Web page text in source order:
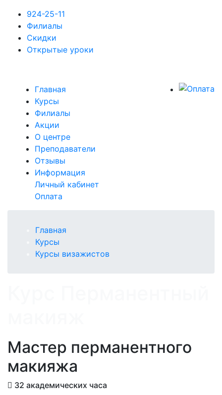
924-25-11
Филиалы
Скидки
Открытые уроки
Главная
Курсы
Филиалы
Акции
О центре
Преподаватели
Отзывы
Информация
Личный кабинет
Оплата
Главная
Курсы
Курсы визажистов
Мастер перманентного
макияжа
32 академических часа